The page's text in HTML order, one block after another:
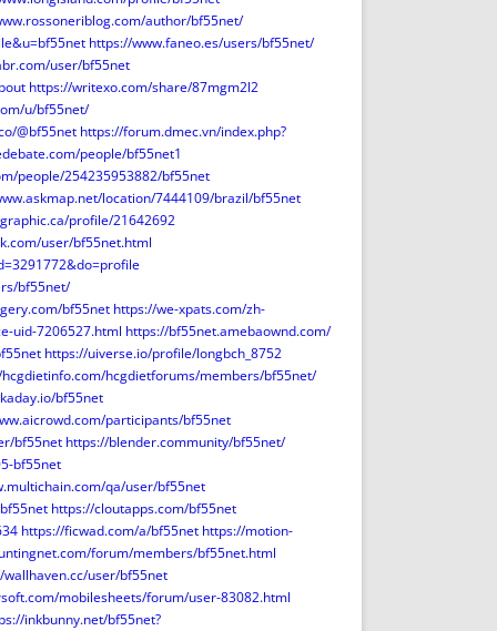
author/bf55net/
https://www.faneo.es/users/bf55net/
user/bf55net
https://writexo.com/share/87mgm2l2
u/bf55net/
@bf55net https://forum.dmec.vn/index.php?
people/bf55net1
people/254235953882/bf55net
location/7444109/brazil/bf55net
profile/21642692
user/bf55net.html
bf55net/
bf55net https://we-xpats.com/zh-
uid-7206527.html https://bf55net.amebaownd.com/
https://uiverse.io/profile/longbch_8752
hcgdietforums/members/bf55net/
bf55net
participants/bf55net
bf55net https://blender.community/bf55net/
bf55net
qa/user/bf55net
https://cloutapps.com/bf55net
https://ficwad.com/a/bf55net https://motion-
forum/members/bf55net.html
user/bf55net
mobilesheets/forum/user-83082.html
inkbunny.net/bf55net?